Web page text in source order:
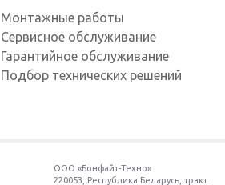
Монтажные работы
Сервисное обслуживание
Гарантийное обслуживание
Подбор технических решений
ООО «Бонфайт-Техно»
220053
Республика Беларусь , тракт